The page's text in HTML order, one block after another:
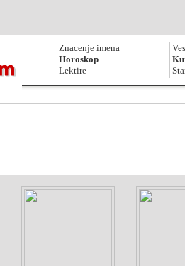
Znacenje imena
Horoskop
Lektire